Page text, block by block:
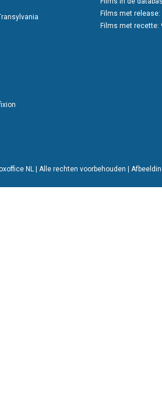
Films met release:
Films met recette:
NL | Alle rechten voorbehouden |